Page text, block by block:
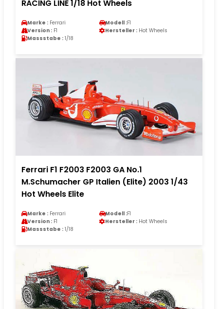
RACING LINE 1/18 Hot Wheels
Marke : Ferrari Modell :F1
Version : F1 Hersteller : Hot Wheels
Massstabe : 1/18
Ferrari F1 F2003 F2003 GA No.1
M.Schumacher GP Italien (Elite) 2003 1/43
Hot Wheels Elite
Marke : Ferrari Modell :F1
Version : F1 Hersteller : Hot Wheels
Massstabe : 1/18